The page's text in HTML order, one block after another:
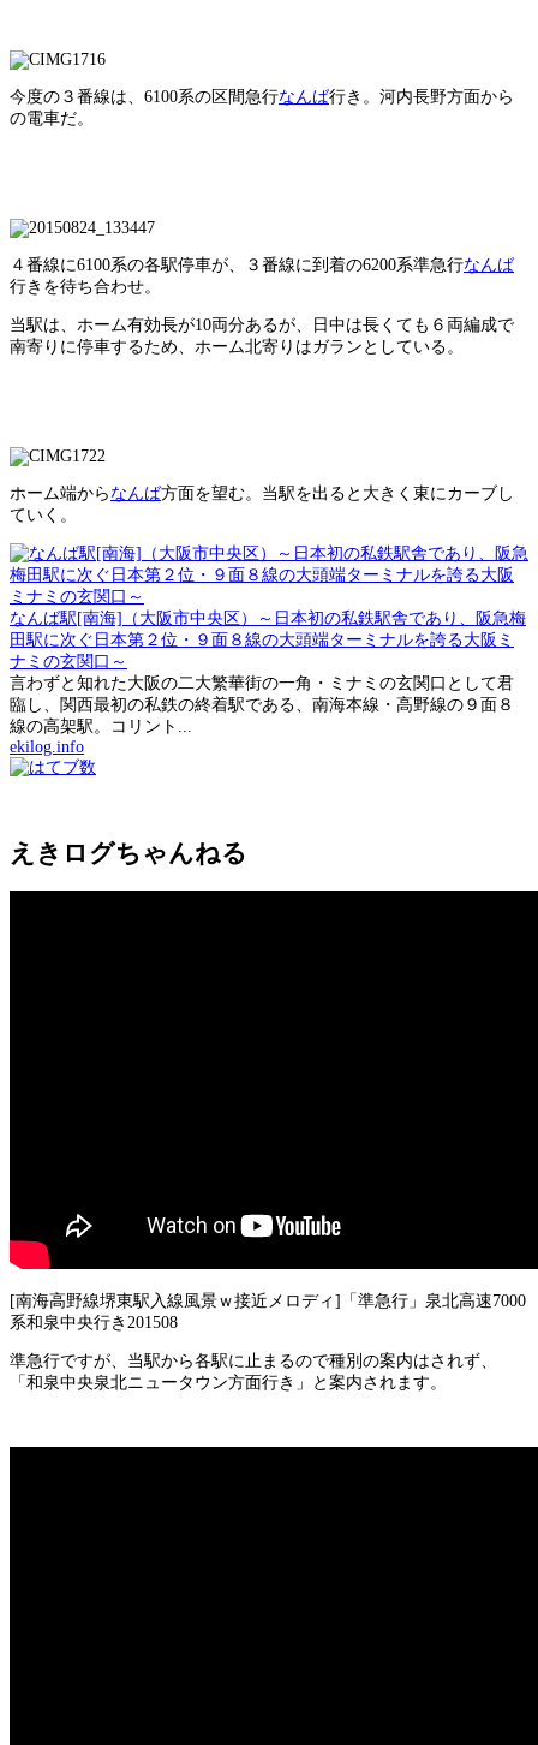
今度の３番線は、6100系の区間急行なんば行き。河内長野方面から
の電車だ。
４番線に6100系の各駅停車が、３番線に到着の6200系準急行なんば
行きを待ち合わせ。
当駅は、ホーム有効長が10両分あるが、日中は長くても６両編成で
南寄りに停車するため、ホーム北寄りはガランとしている。
ホーム端から なんば方面を望む。当駅を出ると大きく東にカーブし
ていく。
なんば駅[南海]（大阪市中央区）～日本初の私鉄駅舎であり、阪急梅
田駅に次ぐ日本第２位・９面８線の大頭端ターミナルを誇る大阪ミ
ナミの玄関口～
言わずと知れた大阪の二大繁華街の一角・ミナミの玄関口として君
臨し、関西最初の私鉄の終着駅である、南海本線・高野線の９面８
線の高架駅。コリント...
ekilog.info
えきログちゃんねる
[南海高野線堺東駅入線風景ｗ接近メロディ]「準急行」泉北高速7000
系和泉中央行き201508
準急行ですが、当駅から各駅に止まるので種別の案内はされず、
「和泉中央泉北ニュータウン方面行き」と案内されます。